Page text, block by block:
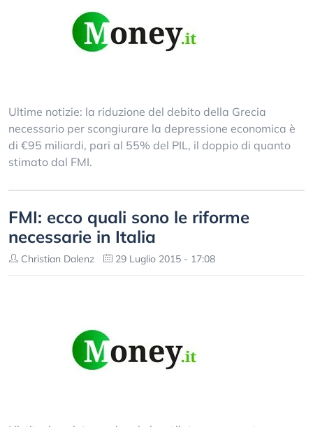
Ultime notizie: la riduzione del debito della Grecia
necessario per scongiurare la depressione economica è
di €95 miliardi, pari al 55% del PIL, il doppio di quanto
stimato dal FMI.
FMI: ecco quali sono le riforme
necessarie in Italia
Christian Dalenz 29 Luglio 2015 - 17:08